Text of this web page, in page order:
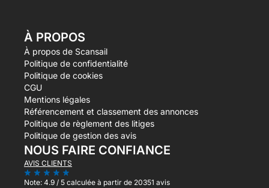
À PROPOS
À propos de Scansail
Politique de confidentialité
Politique de cookies
CGU
Mentions légales
Référencement et classement des annonces
Politique de règlement des litiges
Politique de gestion des avis
NOUS FAIRE CONFIANCE
AVIS CLIENTS
Note: 4.9 / 5 calculée à partir de 20351 avis